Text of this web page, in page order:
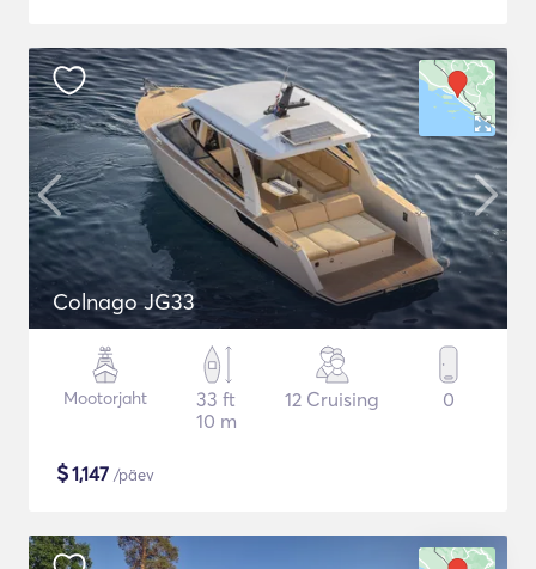
Colnago JG33
Mootorjaht
33 ft
10 m
12 Cruising 0
$1,147 /päev